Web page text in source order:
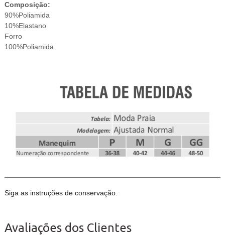
Composição:
90%Poliamida
10%Elastano
Forro
100%Poliamida
Siga as instruções de conservação.
Avaliações dos Clientes